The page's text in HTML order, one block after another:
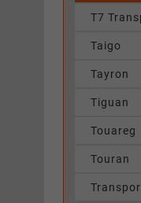
T7
Taigo
Tayron
Tiguan
Touareg
Touran